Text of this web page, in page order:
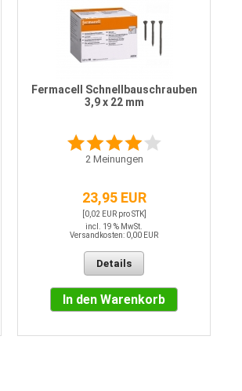
Fermacell Schnellbauschrauben
3,9 x 22 mm
2Meinungen
23,95 EUR
[0,02 EUR pro STK]
incl. 19 % MwSt.
Versandkosten: 0,00 EUR
Details
In den Warenkorb